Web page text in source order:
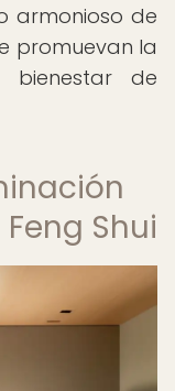
armonioso de
promuevan la
de
Shui